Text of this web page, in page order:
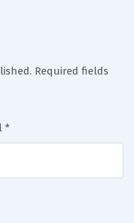
Required fields
*